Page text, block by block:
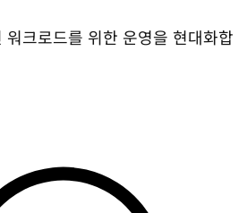
크로드를 위한 운영을 현대화합